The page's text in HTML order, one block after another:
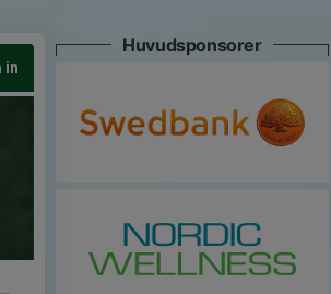
in
Huvudsponsorer